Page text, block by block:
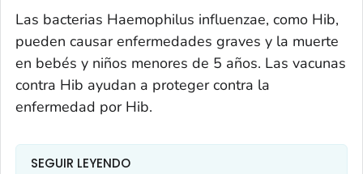
Las bacterias Haemophilus influenzae, como Hib,
pueden causar enfermedades graves y la muerte
en bebés y niños menores de 5 años. Las vacunas
contra Hib ayudan a proteger contra la
enfermedad por Hib.
SEGUIR LEYENDO